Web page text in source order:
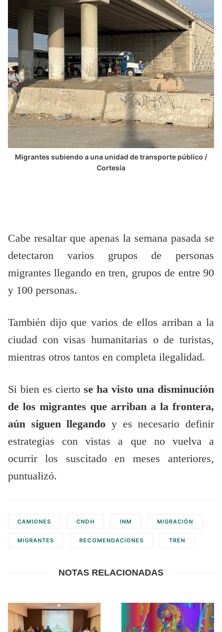
Migrantes subiendo a una unidad de transporte público /
Cortesía
Cabe resaltar que apenas la semana pasada se
detectaron varios grupos de personas
migrantes llegando en tren, grupos de entre 90
y 100 personas.
También dijo que varios de ellos arriban a la
ciudad con visas humanitarias o de turistas,
mientras otros tantos en completa ilegalidad.
Si bien es cierto se ha visto una disminución
de los migrantes que arriban a la frontera,
aún siguen llegando y es necesario definir
estrategias con vistas a que no vuelva a
ocurrir los suscitado en meses anteriores,
puntualizó.
CAMIONES CNDH INM MIGRACIÓN
MIGRANTES RECOMENDACIONES TREN
NOTAS RELACIONADAS